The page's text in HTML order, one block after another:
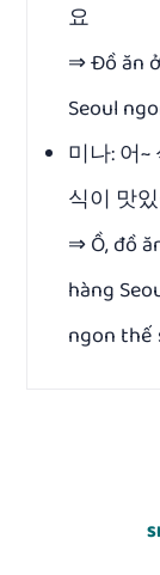
요
⇒ Đồ ăn
Seoul
미나: 어
식이 맛
⇒ Ồ, đồ
hàng
ngon thế